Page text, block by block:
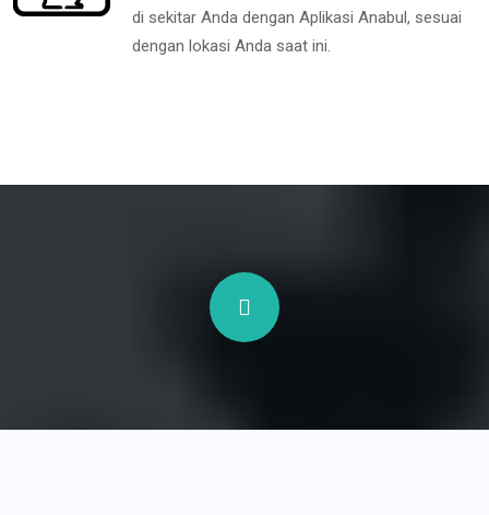
di sekitar Anda dengan Aplikasi Anabul, sesuai
dengan lokasi Anda saat ini.